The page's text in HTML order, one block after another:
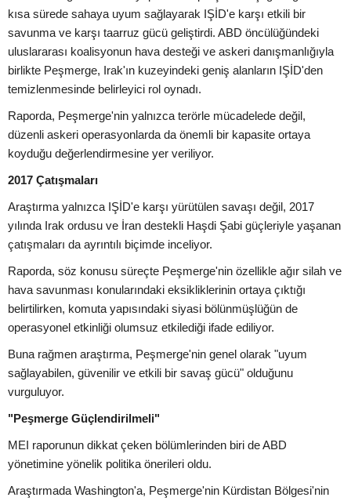
kısa sürede sahaya uyum sağlayarak IŞİD'e karşı etkili bir
savunma ve karşı taarruz gücü geliştirdi. ABD öncülüğündeki
uluslararası koalisyonun hava desteği ve askeri danışmanlığıyla
birlikte Peşmerge, Irak'ın kuzeyindeki geniş alanların IŞİD'den
temizlenmesinde belirleyici rol oynadı.
Raporda, Peşmerge'nin yalnızca terörle mücadelede değil,
düzenli askeri operasyonlarda da önemli bir kapasite ortaya
koyduğu değerlendirmesine yer veriliyor.
2017 Çatışmaları
Araştırma yalnızca IŞİD'e karşı yürütülen savaşı değil, 2017
yılında Irak ordusu ve İran destekli Haşdi Şabi güçleriyle yaşanan
çatışmaları da ayrıntılı biçimde inceliyor.
Raporda, söz konusu süreçte Peşmerge'nin özellikle ağır silah ve
hava savunması konularındaki eksikliklerinin ortaya çıktığı
belirtilirken, komuta yapısındaki siyasi bölünmüşlüğün de
operasyonel etkinliği olumsuz etkilediği ifade ediliyor.
Buna rağmen araştırma, Peşmerge'nin genel olarak "uyum
sağlayabilen, güvenilir ve etkili bir savaş gücü" olduğunu
vurguluyor.
"Peşmerge Güçlendirilmeli"
MEI raporunun dikkat çeken bölümlerinden biri de ABD
yönetimine yönelik politika önerileri oldu.
Araştırmada Washington'a, Peşmerge'nin Kürdistan Bölgesi'nin